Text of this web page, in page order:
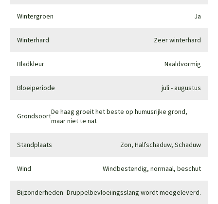
Wintergroen Ja
Winterhard Zeer winterhard
Bladkleur Naaldvormig
Bloeiperiode juli - augustus
Grondsoort
De haag groeit het beste op humusrijke grond,
maar niet te nat
Standplaats Zon, Halfschaduw, Schaduw
Wind Windbestendig, normaal, beschut
Bijzonderheden Druppelbevloeiingsslang wordt meegeleverd.